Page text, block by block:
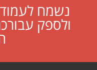
נשמח
ולספק